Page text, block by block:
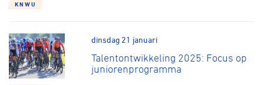
KNWU
dinsdag 21 januari
Talentontwikkeling 2025: Focus op
juniorenprogramma